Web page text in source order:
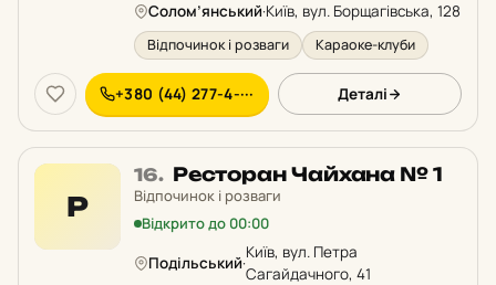
Солом’янський·Київ, вул. Борщагівська, 128
Відпочинок і розваги Караоке-клуби
+380 (44) 277-4-··· Деталі
Р
16. Місце
16
у
рейтингу:
Ресторан Чайхана № 1
Відпочинок і розваги
Відкрито до 00:00
Подільський·
Київ, вул. Петра
Сагайдачного, 41